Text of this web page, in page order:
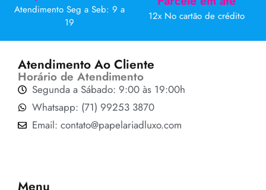
Atendimento Seg a Seb: 9 a
19
12x No cartão de crédito
Atendimento Ao Cliente
Horário de Atendimento
Segunda a Sábado: 9:00 às 19:00h
Whatsapp: (71) 99253 3870
Email: contato@papelariadluxo.com